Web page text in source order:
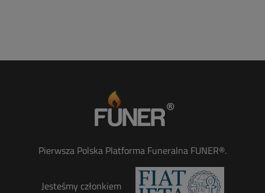
Pierwsza Polska Platforma Funeralna FUNER®.
Jesteśmy członkiem